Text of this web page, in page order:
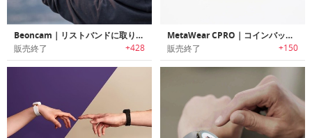
Beoncam｜リストバンドに取り付け/取り外し可能な360°パノラマカメラ「ビオンカム」
販売終了 +428
MetaWear CPRO｜コインバッテリーセンサーボード「メタウェアCPRO」
販売終了 +150